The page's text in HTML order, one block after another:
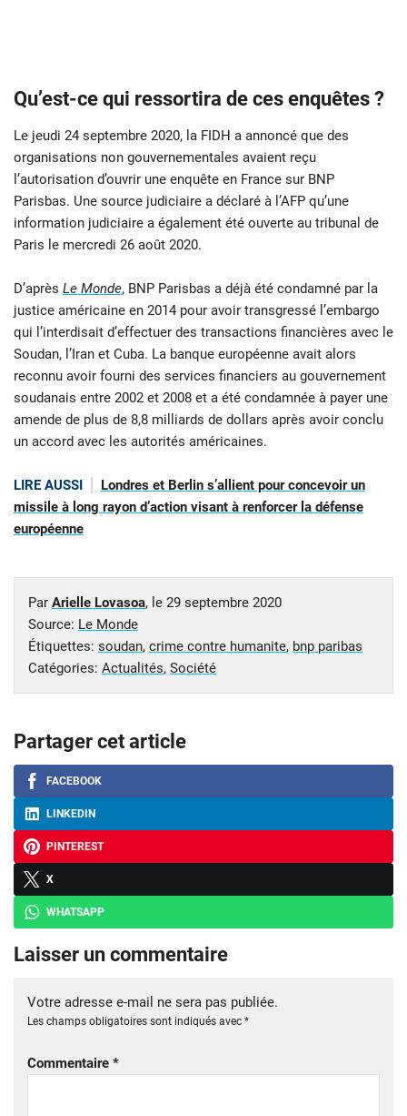
Qu’est-ce qui ressortira de ces enquêtes ?
Le jeudi 24 septembre 2020, la FIDH a annoncé que des
organisations non gouvernementales avaient reçu
l’autorisation d’ouvrir une enquête en France sur BNP
Parisbas. Une source judiciaire a déclaré à l’AFP qu’une
information judiciaire a également été ouverte au tribunal de
Paris le mercredi 26 août 2020.
D’après Le Monde, BNP Parisbas a déjà été condamné par la
justice américaine en 2014 pour avoir transgressé l’embargo
qui l’interdisait d’effectuer des transactions financières avec le
Soudan, l’Iran et Cuba. La banque européenne avait alors
reconnu avoir fourni des services financiers au gouvernement
soudanais entre 2002 et 2008 et a été condamnée à payer une
amende de plus de 8,8 milliards de dollars après avoir conclu
un accord avec les autorités américaines.
LIRE AUSSI
Londres et Berlin s’allient pour concevoir un
missile à long rayon d’action visant à renforcer la défense
européenne
Par Arielle Lovasoa, le 29 septembre 2020
Source: Le Monde
Étiquettes: soudan, crime contre humanite, bnp paribas
Catégories: Actualités, Société
Partager cet article
FACEBOOK
LINKEDIN
PINTEREST
X
WHATSAPP
Laisser un commentaire
Votre adresse e-mail ne sera pas publiée.
Les champs obligatoires sont indiqués avec *
Commentaire *